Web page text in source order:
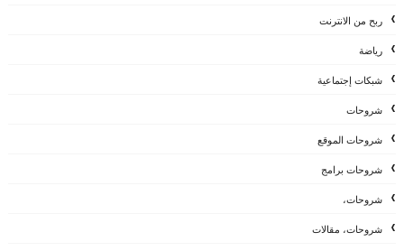
ربح من الانترنت
رياضة
شبكات إجتماعية
شروحات
شروحات الموقع
شروحات برامج
شروحات،
شروحات، مقالات